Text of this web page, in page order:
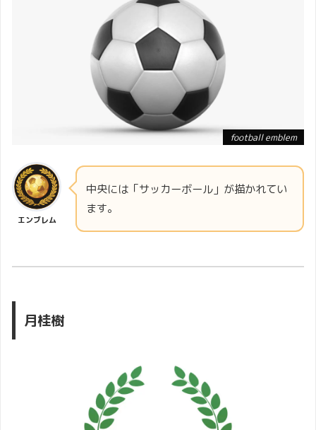
football emblem
エンブレム
中央には「サッカーボール」が描かれてい
ます。
月桂樹